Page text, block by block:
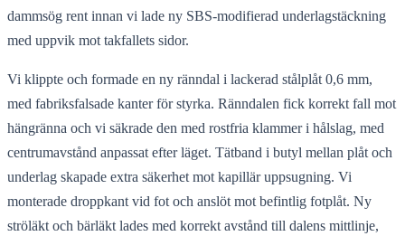
dammsög rent innan vi lade ny SBS-modifierad underlagstäckning
med uppvik mot takfallets sidor.
Vi klippte och formade en ny ränndal i lackerad stålplåt 0,6 mm,
med fabriksfalsade kanter för styrka. Ränndalen fick korrekt fall mot
hängränna och vi säkrade den med rostfria klammer i hålslag, med
centrumavstånd anpassat efter läget. Tätband i butyl mellan plåt och
underlag skapade extra säkerhet mot kapillär uppsugning. Vi
monterade droppkant vid fot och anslöt mot befintlig fotplåt. Ny
ströläkt och bärläkt lades med korrekt avstånd till dalens mittlinje,